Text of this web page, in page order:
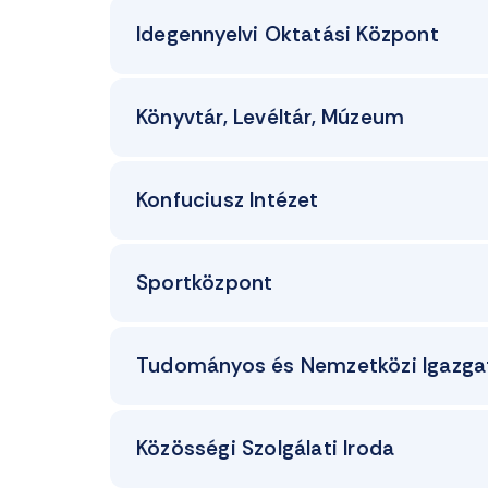
Idegennyelvi Oktatási Központ
Könyvtár, Levéltár, Múzeum
Konfuciusz Intézet
Sportközpont
Tudományos és Nemzetközi
Közösségi Szolgálati Iroda